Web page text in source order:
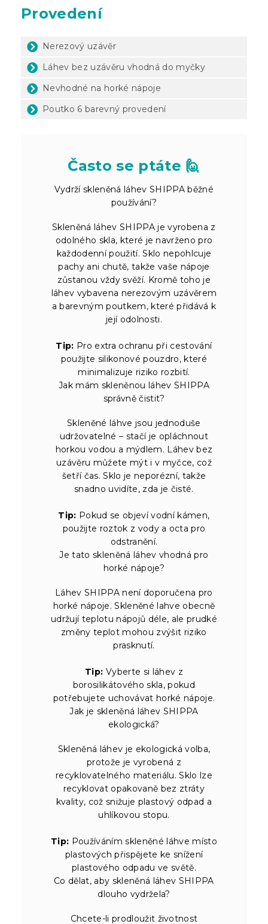
Provedení
Nerezový uzávěr
Láhev bez uzávěru vhodná do myčky
Nevhodné na horké nápoje
Poutko 6 barevný provedení
Často se ptáte 🙋
Vydrží skleněná láhev SHIPPA běžné
používání?
Skleněná láhev SHIPPA je vyrobena z
odolného skla, které je navrženo pro
každodenní použití. Sklo nepohlcuje
pachy ani chutě, takže vaše nápoje
zůstanou vždy svěží. Kromě toho je
láhev vybavena nerezovým uzávěrem
a barevným poutkem, které přidává k
její odolnosti.
Tip: Pro extra ochranu při cestování
použijte silikonové pouzdro, které
minimalizuje riziko rozbití.
Jak mám skleněnou láhev SHIPPA
správně čistit?
Skleněné láhve jsou jednoduše
udržovatelné – stačí je opláchnout
horkou vodou a mýdlem. Láhev bez
uzávěru můžete mýt i v myčce, což
šetří čas. Sklo je neporézní, takže
snadno uvidíte, zda je čisté.
Tip: Pokud se objeví vodní kámen,
použijte roztok z vody a octa pro
odstranění.
Je tato skleněná láhev vhodná pro
horké nápoje?
Láhev SHIPPA není doporučena pro
horké nápoje. Skleněné lahve obecně
udržují teplotu nápojů déle, ale prudké
změny teplot mohou zvýšit riziko
prasknutí.
Tip: Vyberte si láhev z
borosilikátového skla, pokud
potřebujete uchovávat horké nápoje.
Jak je skleněná láhev SHIPPA
ekologická?
Skleněná láhev je ekologická volba,
protože je vyrobená z
recyklovatelného materiálu. Sklo lze
recyklovat opakovaně bez ztráty
kvality, což snižuje plastový odpad a
uhlíkovou stopu.
Tip: Používáním skleněné láhve místo
plastových přispějete ke snížení
plastového odpadu ve světě.
Co dělat, aby skleněná láhev SHIPPA
dlouho vydržela?
Chcete-li prodloužit životnost